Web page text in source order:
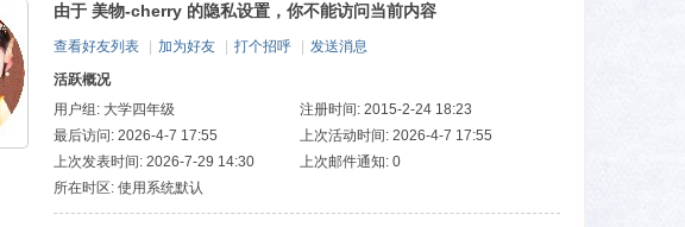
由于 美物-cherry 的隐私设置，你不能访问当前内容
查看好友列表 加为好友 打个招呼
发送消息
活跃概况
用户组: 大学四年级
注册时间: 2015-2-24 18:23
最后访问: 2026-4-7 17:55
上次活动时间: 2026-4-7 17:55
上次发表时间: 2026-7-29 14:30
上次邮件通知: 0
所在时区: 使用系统默认